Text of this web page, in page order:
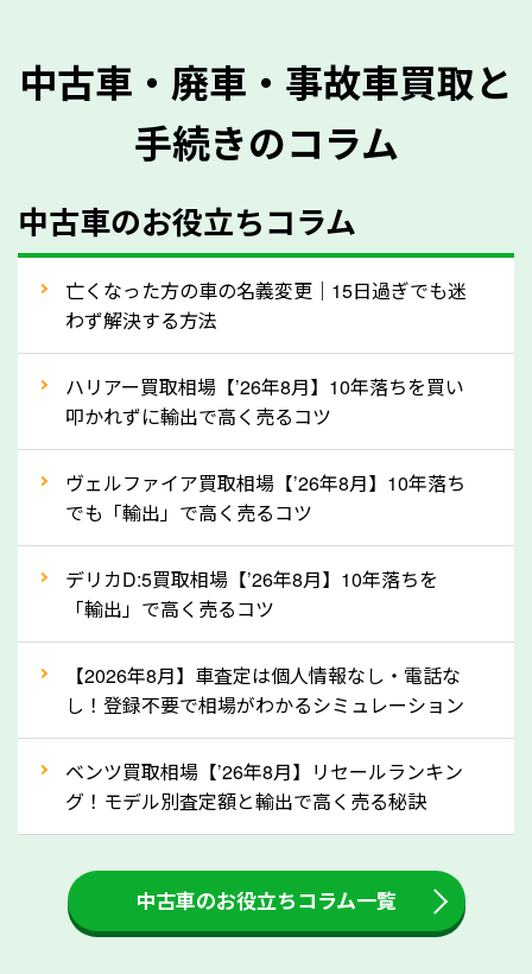
質問させていただく内容は以下の通りとなります。
メーカー／車種
型式／グレード
走行距離（例：約〇万キロ）
車検の満了日
内装や外装の状態
定を行い高価買取価格をつけやすくなります。
ってきます！
自動車税の還付金は、先に年払いしていた自動車税が
月割りで返還されるものです。ですから、自動車税の
還付金は早めに売却するほど多く還付されます。不要
な車は早めに廃車手続きをしたほうが良いでしょう。
③自動車税の還付金の扱いについて確認し
ましょう！
車を廃車にすると、自動車税の還付金を受け取ること
ができる場合があります。廃車買取業者の中には、還
付金をお客様に返還しない業者もあります。廃車査定
をする際には、自動車税の還付金の返還があるかどう
かを確認するようにしてください。福岡県のソコカラ
中古車・廃車・事故車買取と
手続きのコラム
中古車のお役立ちコラム
亡くなった方の車の名義変更｜15日過ぎでも迷
わず解決する方法
ハリアー買取相場【’26年8月】10年落ちを買い
叩かれずに輸出で高く売るコツ
ヴェルファイア買取相場【’26年8月】10年落ち
でも「輸出」で高く売るコツ
デリカD:5買取相場【’26年8月】10年落ちを
「輸出」で高く売るコツ
【2026年8月】車査定は個人情報なし・電話な
し！登録不要で相場がわかるシミュレーション
ベンツ買取相場【’26年8月】リセールランキン
グ！モデル別査定額と輸出で高く売る秘訣
中古車のお役立ちコラム一覧